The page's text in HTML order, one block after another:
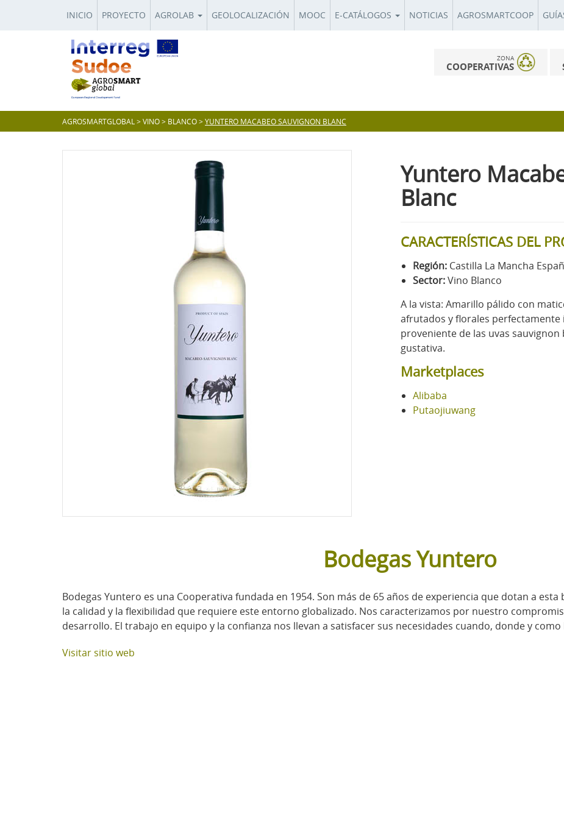
INICIO PROYECTO AGROLAB GEOLOCALIZACIÓN MOOC E-CATÁLOGOS NOTICIAS AGROSMARTCOOP
ZONA
COOPERATIVAS
AGROSMARTGLOBAL >VINO> BLANCO>YUNTERO MACABEO SAUVIGNON BLANC
Yuntero
Blanc
CARACTERÍSTICAS DEL
Región: Castilla La Mancha
Sector:Vino Blanco
A la vista: Amarillo pálido con
afrutados y florales
proveniente de las uvas
gustativa.
Marketplaces
Alibaba
Putaojiuwang
Bodegas Yuntero
Bodegas Yuntero es una Cooperativa fundada en 1954. Son más de 65 años de experiencia que dotan a
la calidad y la flexibilidad que requiere este entorno globalizado. Nos caracterizamos por nuestro
desarrollo. El trabajo en equipo y la confianza nos llevan a satisfacer sus necesidades cuando, donde y como
Visitar sitio web